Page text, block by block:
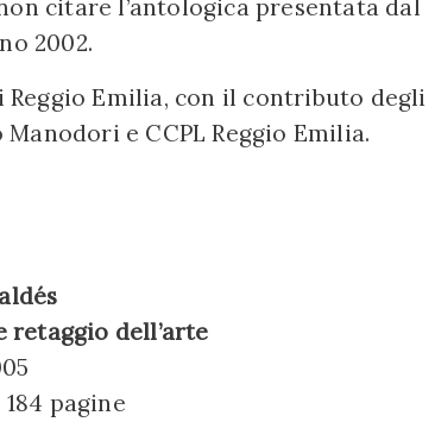
citare l’antologica presentata dal
2002.
Emilia, con il contributo degli
e CCPL Reggio Emilia.
retaggio dell’arte
184 pagine